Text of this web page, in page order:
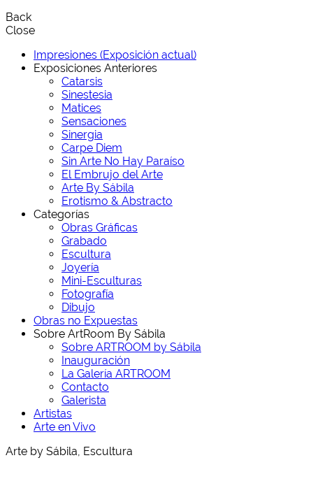
Back
Close
Impresiones (Exposición actual)
Exposiciones Anteriores
Catarsis
Sinestesia
Matices
Sensaciones
Sinergia
Carpe Diem
Sin Arte No Hay Paraíso
El Embrujo del Arte
Arte By Sábila
Erotismo & Abstracto
Categorías
Obras Gráficas
Grabado
Escultura
Joyería
Mini-Esculturas
Fotografía
Dibujo
Obras no Expuestas
Sobre ArtRoom By Sábila
Sobre ARTROOM by Sábila
Inauguración
La Galería ARTROOM
Contacto
Galerista
Artistas
Arte en Vivo
Arte by Sábila, Escultura